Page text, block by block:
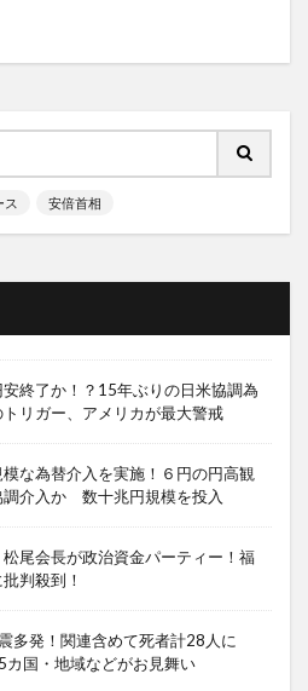
ス 安倍首相
安終了か！？15年ぶりの日米協調為
リガー、アメリカが最大警戒
模な為替介入を実施！６円の円高観
介入か 数十兆円規模を投入
尾会長が政治資金パーティー！福
判殺到！
多発！関連含めて死者計28人に
国・地域などがお見舞い